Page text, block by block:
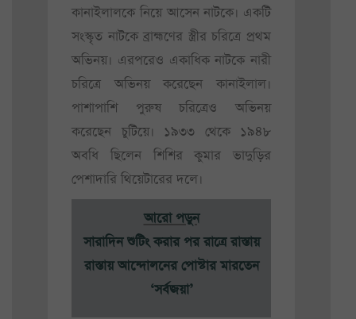
কানাইলালকে নিয়ে আসেন নাটকে। একটি
সংস্কৃত নাটকে ব্রাহ্মণের স্ত্রীর চরিত্রে প্রথম
অভিনয়। এরপরেও একাধিক নাটকে নারী
চরিত্রে অভিনয় করেছেন কানাইলাল।
পাশাপাশি পুরুষ চরিত্রেও অভিনয়
করেছেন চুটিয়ে। ১৯৩৩ থেকে ১৯৪৮
অবধি ছিলেন শিশির কুমার ভাদুড়ির
পেশাদারি থিয়েটারের দলে।
আরো পড়ুন
সারাদিন শুটিং করার পর রাত্রে রাস্তায়
রাস্তায় আন্দোলনের পোস্টার মারতেন
‘সর্বজয়া’